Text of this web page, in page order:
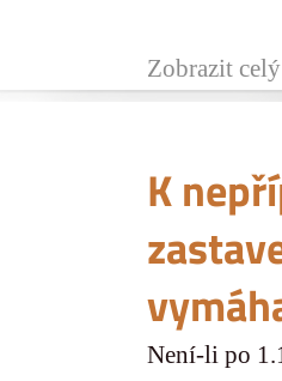
Zobrazit
K
Není-li po